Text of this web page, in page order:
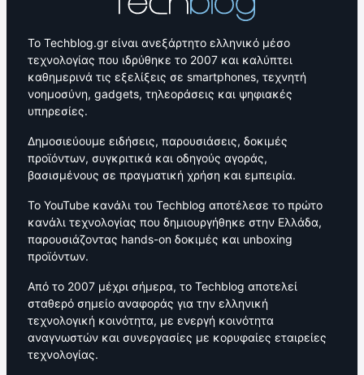
Το Techblog.gr είναι ανεξάρτητο ελληνικό μέσο
τεχνολογίας που ιδρύθηκε το 2007 και καλύπτει
καθημερινά τις εξελίξεις σε smartphones, τεχνητή
νοημοσύνη, gadgets, τηλεοράσεις και ψηφιακές
υπηρεσίες.
Δημοσιεύουμε ειδήσεις, παρουσιάσεις, δοκιμές
προϊόντων, συγκριτικά και οδηγούς αγοράς,
βασισμένους σε πραγματική χρήση και εμπειρία.
Το YouTube κανάλι του Techblog αποτέλεσε το πρώτο
κανάλι τεχνολογίας που δημιουργήθηκε στην Ελλάδα,
παρουσιάζοντας hands-on δοκιμές και unboxing
προϊόντων.
Από το 2007 μέχρι σήμερα, το Techblog αποτελεί
σταθερό σημείο αναφοράς για την ελληνική
τεχνολογική κοινότητα, με ενεργή κοινότητα
αναγνωστών και συνεργασίες με κορυφαίες εταιρείες
τεχνολογίας.